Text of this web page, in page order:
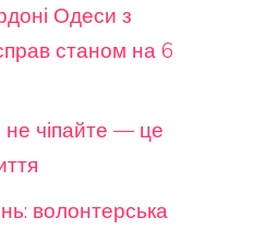
Одеси з
станом на 6
не чіпайте — це
волонтерська